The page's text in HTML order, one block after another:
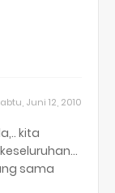
Juni 12, 2010
kita
sama